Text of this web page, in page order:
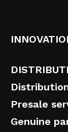
Presale
Genuine